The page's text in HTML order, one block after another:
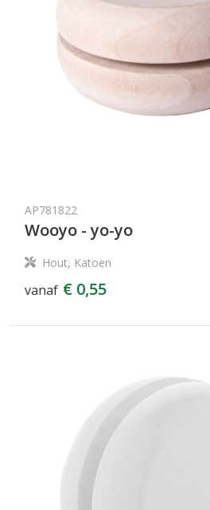
AP781822
Wooyo - yo-yo
Hout, Katoen
vanaf € 0,55